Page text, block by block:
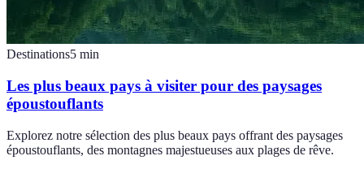
Destinations5 min
Les plus beaux pays à visiter pour des paysages
époustouflants
Explorez notre sélection des plus beaux pays offrant des paysages
époustouflants, des montagnes majestueuses aux plages de rêve.